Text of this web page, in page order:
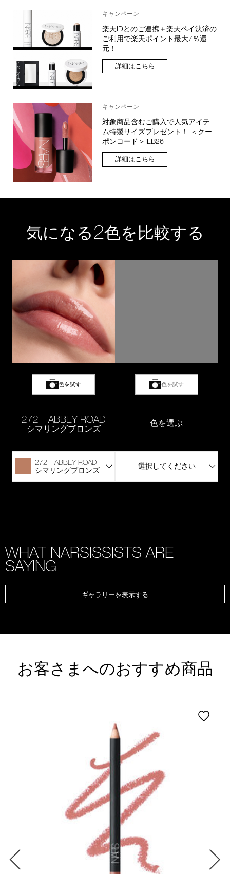
キャンペーン
楽天IDとのご連携＋楽天ペイ決済の
ご利用で楽天ポイント最大7％還
元！
詳細はこちら
キャンペーン
対象商品含むご購入で人気アイテ
ム特製サイズプレゼント！ ＜クー
ポンコード＞ILB26
詳細はこちら
気になる2色を比較する
色を試す
272 ABBEY ROAD
シマリングブロンズ
272 ABBEY ROAD
シマリングブロンズ
色を試す
色を選ぶ
選択してください
WHAT NARSISSISTS ARE
SAYING
ギャラリーを表示する
お客さまへのおすすめ商品